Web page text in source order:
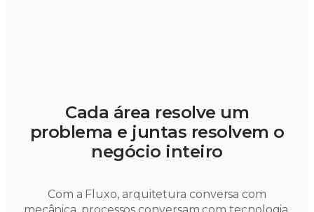
Cada área resolve um
problema e juntas resolvem o
negócio inteiro
Com a Fluxo, arquitetura conversa com